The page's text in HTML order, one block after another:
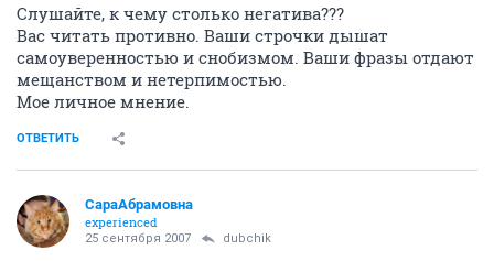
Слушайте, к чему столько негатива???
Вас читать противно. Ваши строчки дышат
самоуверенностью и снобизмом. Ваши фразы отдают
мещанством и нетерпимостью.
Мое личное мнение.
ОТВЕТИТЬ
СараАбрамовна
experienced
25 сентября 2007 dubchik